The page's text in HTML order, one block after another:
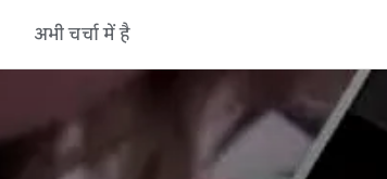
अभी चर्चा में है